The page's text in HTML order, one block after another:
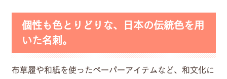
個性も色とりどりな、日本の伝統色を用
いた名刺。
布草履や和紙を使ったペーパーアイテムなど、和文化に